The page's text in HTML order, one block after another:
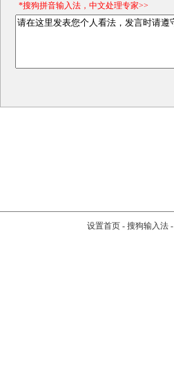
*搜狗拼音输入法，中文处理专家>>
设置首页- 搜狗输入法-